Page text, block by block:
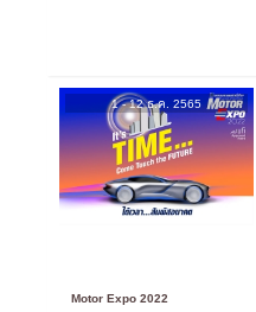
1 - 12 ธ.ค. 2565
Motor Expo 2022